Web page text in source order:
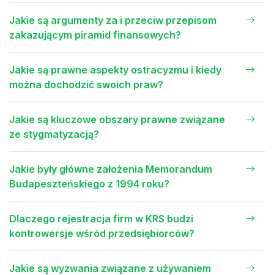
Jakie są argumenty za i przeciw przepisom
zakazującym piramid finansowych?
Jakie są prawne aspekty ostracyzmu i kiedy
można dochodzić swoich praw?
Jakie są kluczowe obszary prawne związane
ze stygmatyzacją?
Jakie były główne założenia Memorandum
Budapeszteńskiego z 1994 roku?
Dlaczego rejestracja firm w KRS budzi
kontrowersje wśród przedsiębiorców?
Jakie są wyzwania związane z używaniem